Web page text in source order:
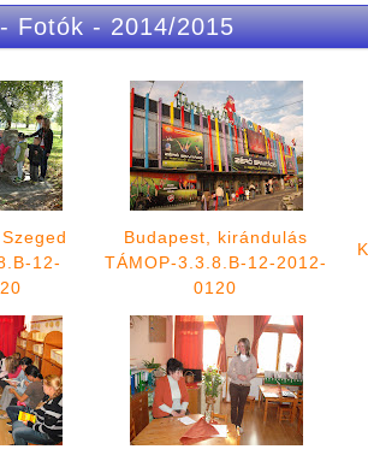
Fotók-2014/2015
12-
Budapest, kirándulás
TÁMOP-3.3.8.B-12-2012-
0120